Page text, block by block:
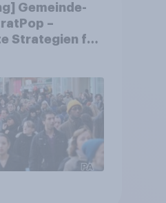
Gemeinde-
–
Strategien für